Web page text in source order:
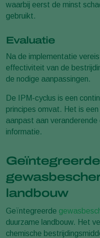
waarbij eerst de minst
gebruikt.
Evaluatie
Na de implementatie
effectiviteit van de
de nodige aanpassingen.
De IPM-cyclus is een
principes omvat. Het is
aanpast aan
informatie.
Geïntegreerde
landbouw
Geïntegreerde
duurzame landbouw. Het
chemische